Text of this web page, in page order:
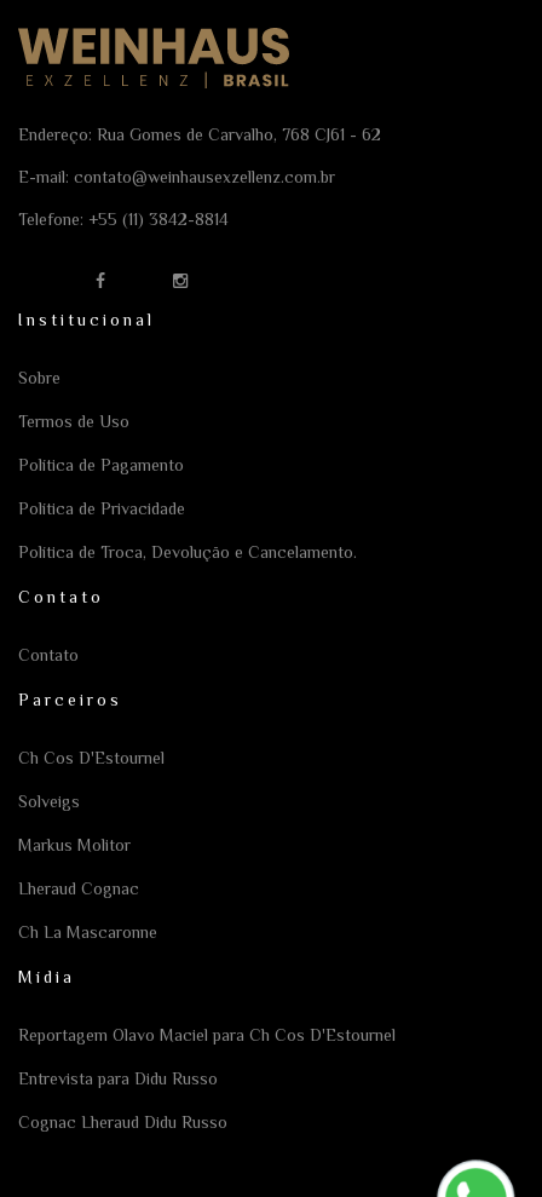
Endereço: Rua Gomes de Carvalho, 768 CJ61 - 62
E-mail: contato@weinhausexzellenz.com.br
Telefone: +55 (11) 3842-8814
Institucional
Sobre
Termos de Uso
Política de Pagamento
Política de Privacidade
Política de Troca, Devolução e Cancelamento.
Contato
Contato
Parceiros
Ch Cos D'Estournel
Solveigs
Markus Molitor
Lheraud Cognac
Ch La Mascaronne
Mídia
Reportagem Olavo Maciel para Ch Cos D'Estournel
Entrevista para Didu Russo
Cognac Lheraud Didu Russo